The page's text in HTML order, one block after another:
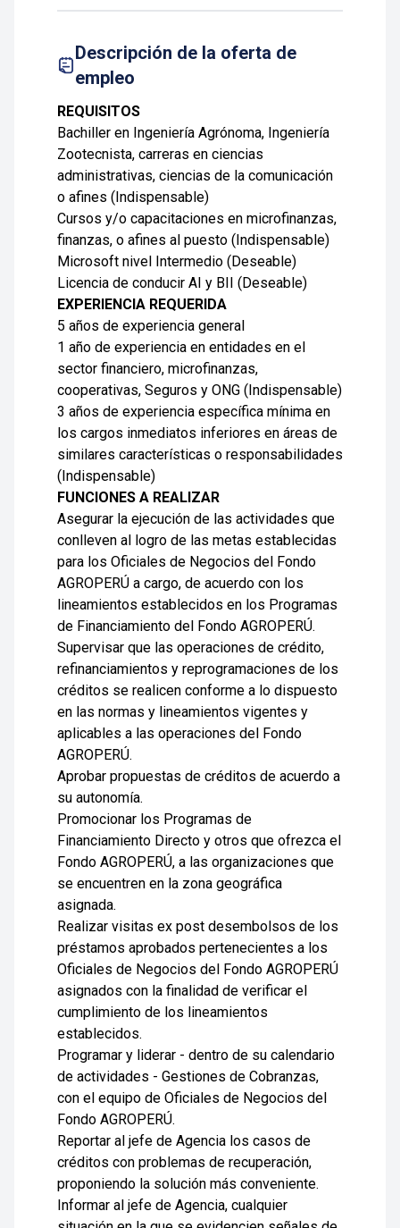
Descripción de la oferta de
empleo
REQUISITOS
Bachiller en Ingeniería Agrónoma, Ingeniería
Zootecnista, carreras en ciencias
administrativas, ciencias de la comunicación
o afines (Indispensable)
Cursos y/o capacitaciones en microfinanzas,
finanzas, o afines al puesto (Indispensable)
Microsoft nivel Intermedio (Deseable)
Licencia de conducir AI y BII (Deseable)
EXPERIENCIA REQUERIDA
5 años de experiencia general
1 año de experiencia en entidades en el
sector financiero, microfinanzas,
cooperativas, Seguros y ONG (Indispensable)
3 años de experiencia específica mínima en
los cargos inmediatos inferiores en áreas de
similares características o responsabilidades
(Indispensable)
FUNCIONES A REALIZAR
Asegurar la ejecución de las actividades que
conlleven al logro de las metas establecidas
para los Oficiales de Negocios del Fondo
AGROPERÚ a cargo, de acuerdo con los
lineamientos establecidos en los Programas
de Financiamiento del Fondo AGROPERÚ.
Supervisar que las operaciones de crédito,
refinanciamientos y reprogramaciones de los
créditos se realicen conforme a lo dispuesto
en las normas y lineamientos vigentes y
aplicables a las operaciones del Fondo
AGROPERÚ.
Aprobar propuestas de créditos de acuerdo a
su autonomía.
Promocionar los Programas de
Financiamiento Directo y otros que ofrezca el
Fondo AGROPERÚ, a las organizaciones que
se encuentren en la zona geográfica
asignada.
Realizar visitas ex post desembolsos de los
préstamos aprobados pertenecientes a los
Oficiales de Negocios del Fondo AGROPERÚ
asignados con la finalidad de verificar el
cumplimiento de los lineamientos
establecidos.
Programar y liderar - dentro de su calendario
de actividades - Gestiones de Cobranzas,
con el equipo de Oficiales de Negocios del
Fondo AGROPERÚ.
Reportar al jefe de Agencia los casos de
créditos con problemas de recuperación,
proponiendo la solución más conveniente.
Informar al jefe de Agencia, cualquier